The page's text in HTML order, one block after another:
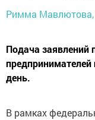
Римма Мавлютова,
Подача заявлений
день.
В рамках